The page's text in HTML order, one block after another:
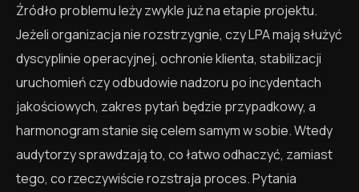
Źródło problemu leży zwykle już na etapie projektu.
Jeżeli organizacja nie rozstrzygnie, czy LPA mają służyć
dyscyplinie operacyjnej, ochronie klienta, stabilizacji
uruchomień czy odbudowie nadzoru po incydentach
jakościowych, zakres pytań będzie przypadkowy, a
harmonogram stanie się celem samym w sobie. Wtedy
audytorzy sprawdzają to, co łatwo odhaczyć, zamiast
tego, co rzeczywiście rozstraja proces. Pytania